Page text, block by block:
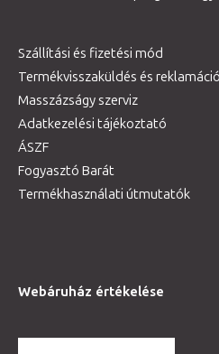
Szállítási és fizetési mód
Termékvisszaküldés és reklamáció
Masszázságy szerviz
Adatkezelési tájékoztató
ÁSZF
Fogyasztó Barát
Termékhasználati útmutatók
Webáruház értékelése